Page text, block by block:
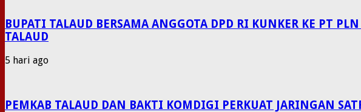
BUPATI TALAUD BERSAMA ANGGOTA DPD RI KUNKER KE PT
TALAUD
5 hari ago
PEMKAB TALAUD DAN BAKTI KOMDIGI PERKUAT JARINGAN